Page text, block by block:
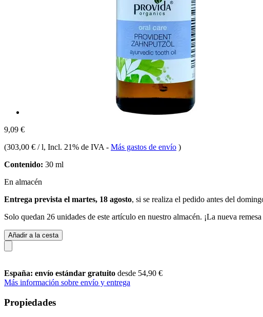
9,09 €
(303,00 € / l, Incl. 21% de IVA - Más gastos de envío )
Contenido: 30 ml
En almacén
Entrega prevista el martes, 18 agosto, si se realiza el pedido antes del
Solo quedan 26 unidades de este artículo en nuestro almacén. ¡La nueva
Añadir a la cesta
España: envío estándar gratuito desde 54,90 €
Más información sobre envío y entrega
Propiedades